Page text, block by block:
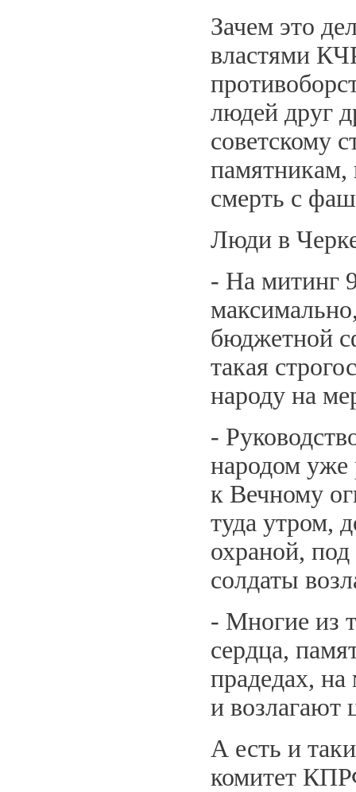
Зачем это
властями
людей друг
советскому
памятникам,
смерть с
Люди в
- На митинг
бюджетной
такая
народу на
-
народом уже
к Вечному
туда утром,
охраной,
солдаты
- Многие из
сердца,
прадедах, на
и возлагают
А есть и
комитет